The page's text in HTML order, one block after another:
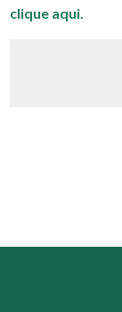
clique aqui.